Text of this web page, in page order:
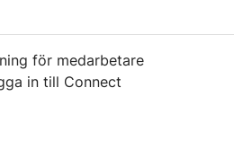
för medarbetare
in till Connect